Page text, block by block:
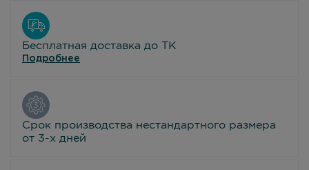
Бесплатная доставка до ТК
Подробнее
Срок производства нестандартного размера
от 3-х дней